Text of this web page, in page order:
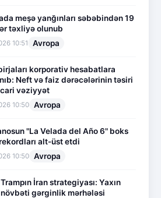
meşə yanğınları səbəbindən 19
təxliyə olunub
10:51 Avropa
korporativ hesabatlara
Neft və faiz dərəcələrinin təsiri
cari vəziyyət
10:50 Avropa
"La Velada del Año 6" boks
alt-üst etdi
10:50 Avropa
İran strategiyası: Yaxın
gərginlik mərhələsi